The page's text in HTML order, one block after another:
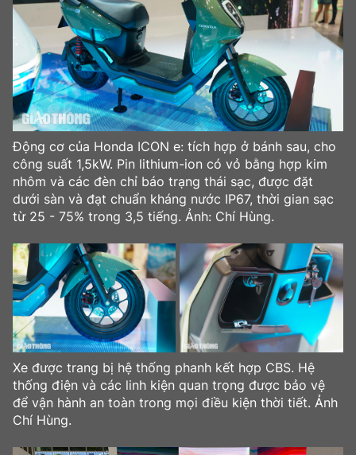
Động cơ của Honda ICON e: tích hợp ở bánh sau, cho
công suất 1,5kW. Pin lithium-ion có vỏ bằng hợp kim
nhôm và các đèn chỉ báo trạng thái sạc, được đặt
dưới sàn và đạt chuẩn kháng nước IP67, thời gian sạc
từ 25 - 75% trong 3,5 tiếng. Ảnh: Chí Hùng.
Xe được trang bị hệ thống phanh kết hợp CBS. Hệ
thống điện và các linh kiện quan trọng được bảo vệ
để vận hành an toàn trong mọi điều kiện thời tiết. Ảnh
Chí Hùng.